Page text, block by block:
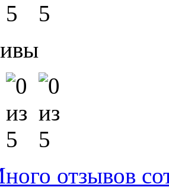
отзывов